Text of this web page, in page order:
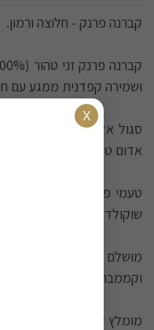
קברנה פרנק - חלוצה ורמון.
ושמירה קפדנית ממגע עם
סגול אדמדם עז ועמוק.
אדום טרי ושוקולד. גוף
טעמי פרי בשל בשילוב
שוקולד, תבלינים ועץ חדש.
מושלם עם בשר דל שומן
וקממבר .
מומלץ להגיש ב-16° מעלות.